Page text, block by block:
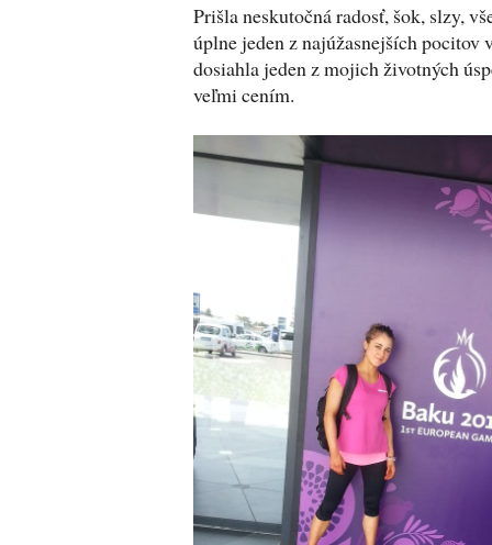
Prišla neskutočná radosť, šok, slzy,
úplne jeden z najúžasnejších pocitov
dosiahla jeden z mojich životných
veľmi cením.